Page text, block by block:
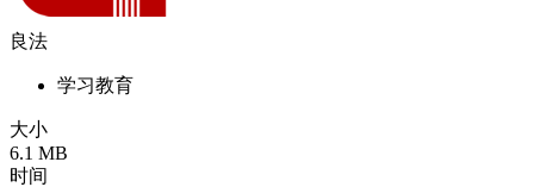
良法
学习教育
大小
6.1 MB
时间